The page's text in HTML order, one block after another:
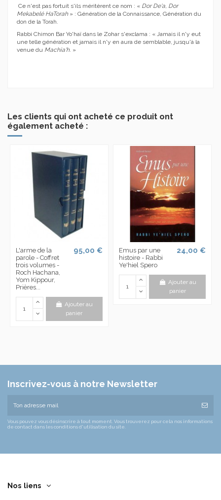
Ce n'est pas fortuit s'ils méritèrent ce nom : « Dor De'a, Dor
Mekabelé HaTorah» : Génération de la Connaissance, Génération du
don de la Torah.
Rabbi Chimon Bar Yo'haï dans le Zohar s'exclama : « Jamais il n'y eut
une telle génération et jamais il n'y en aura de semblable, jusqu'à la
venue du Machia'h. »
Les clients qui ont acheté ce produit ont
également acheté :
L'arme de la
parole - Coffret
trois volumes -
Roch Hachana,
Yom Kippour,
Prières...
95,00 €
Ajouter au
panier
Emus par une
histoire - Rabbi
Ye'hiel Spero
24,00 €
Ajouter au
panier
Inscrivez-vous à notre Newsletter
Vous pouvez vous désinscrire à tout moment. Vous trouverez pour cela nos informations
de contact dans les conditions d'utilisation du site.
Nos liens